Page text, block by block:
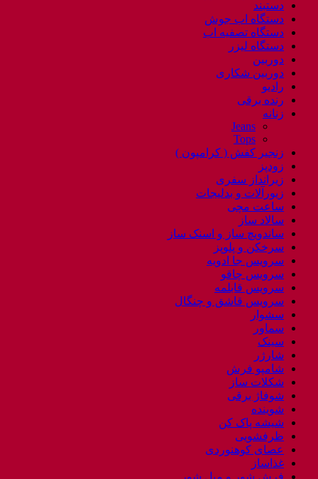
دستبند
دستگاه اب جوش
دستگاه تصفیه اب
دستگاه لیزر
دوربین
دوربین شکاری
رادیو
رنده برقی
زنانه
Jeans
Tops
زنجیر کفش ( کرامپون )
زودپز
زیرانداز سفری
زیورآلات و بدلیجات
ساعت مچی
سالاد ساز
ساندویچ ساز و اسنک ساز
سرخکن و پلوپز
سرویس جا ادویه
سرویس چاقو
سرویس قابلمه
سرویس قاشق و چنگال
سشوار
سماور
سینک
شارژر
شامپو فرش
شکلات ساز
شوفاژ برقی
شوینده
شیشه پاک کن
ظرفشویی
عصای کوهنوردی
غذاساز
فرش شور و مبل شور